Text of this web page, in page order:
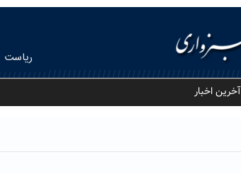
ریاست
آخرین اخبار